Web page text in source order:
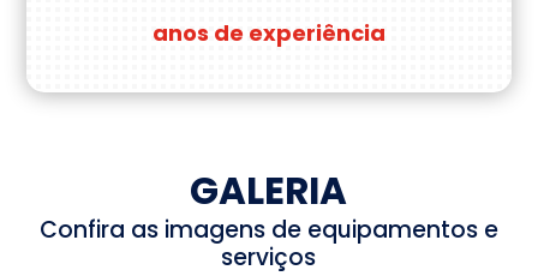
anos de experiência
GALERIA
Confira as imagens de equipamentos e
serviços